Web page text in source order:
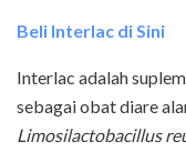
Beli Interlac di Sini
Interlac adalah
sebagai obat diare
Limosilactobacillus